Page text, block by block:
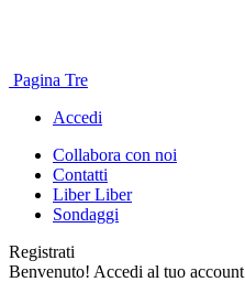
Pagina Tre
Accedi
Collabora con noi
Contatti
Liber Liber
Sondaggi
Registrati
Benvenuto! Accedi al tuo account